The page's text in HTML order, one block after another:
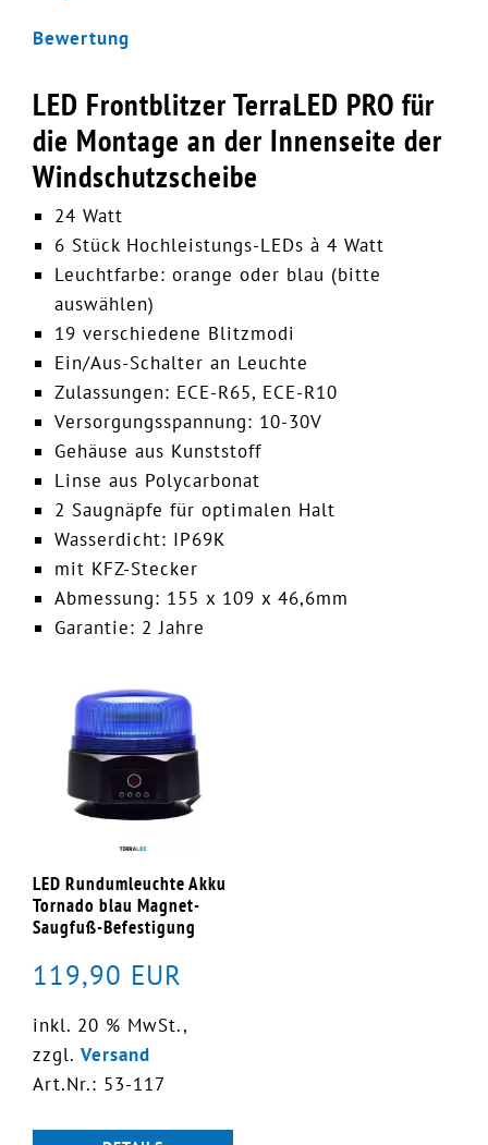
Bewertung
LED Frontblitzer TerraLED PRO für
die Montage an der Innenseite der
Windschutzscheibe
24 Watt
6 Stück Hochleistungs-LEDs à 4 Watt
Leuchtfarbe: orange oder blau (bitte
auswählen)
19 verschiedene Blitzmodi
Ein/Aus-Schalter an Leuchte
Zulassungen: ECE-R65, ECE-R10
Versorgungsspannung: 10-30V
Gehäuse aus Kunststoff
Linse aus Polycarbonat
2 Saugnäpfe für optimalen Halt
Wasserdicht: IP69K
mit KFZ-Stecker
Abmessung: 155 x 109 x 46,6mm
Garantie: 2 Jahre
LED Rundumleuchte Akku
Tornado blau Magnet-
Saugfuß-Befestigung
119,90 EUR
inkl. 20 % MwSt.,
zzgl.Versand
Art.Nr.: 53-117